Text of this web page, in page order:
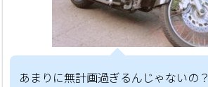
あまりに無計画過ぎるんじゃないの？